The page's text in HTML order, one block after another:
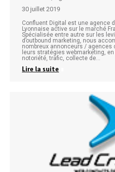
30 juillet 2019
Confluent Digital est une agence
Lyonnaise active sur le marché
Spécialisée entre autre sur les
d’outbound marketing, nous
nombreux annonceurs / agences
leurs stratégies webmarketing,
notoriété, trafic, collecte de…
Lire la suite